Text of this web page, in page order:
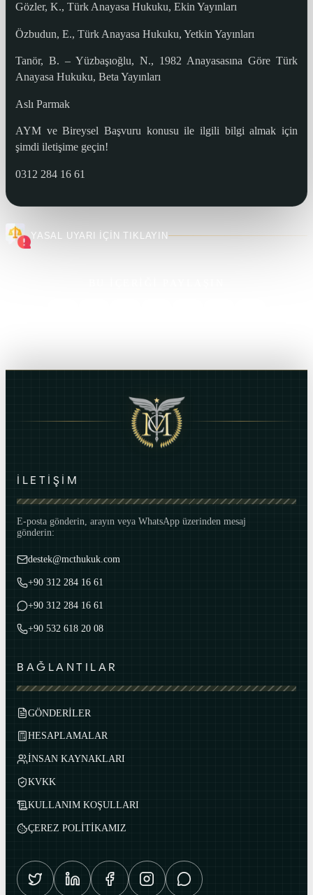
Gözler, K., Türk Anayasa Hukuku, Ekin Yayınları
Özbudun, E., Türk Anayasa Hukuku, Yetkin Yayınları
Tanör, B. – Yüzbaşıoğlu, N., 1982 Anayasasına Göre Türk
Anayasa Hukuku, Beta Yayınları
Aslı Parmak
AYM ve Bireysel Başvuru konusu ile ilgili bilgi almak için
şimdi iletişime geçin!
0312 284 16 61
YASAL UYARI İÇİN TIKLAYIN
İLETİŞİM
E-posta gönderin, arayın veya WhatsApp üzerinden mesaj
gönderin:
destek@mcthukuk.com
+90 312 284 16 61
+90 312 284 16 61
+90 532 618 20 08
BAĞLANTILAR
GÖNDERİLER
HESAPLAMALAR
İNSAN KAYNAKLARI
KVKK
KULLANIM KOŞULLARI
ÇEREZ POLİTİKAMIZ